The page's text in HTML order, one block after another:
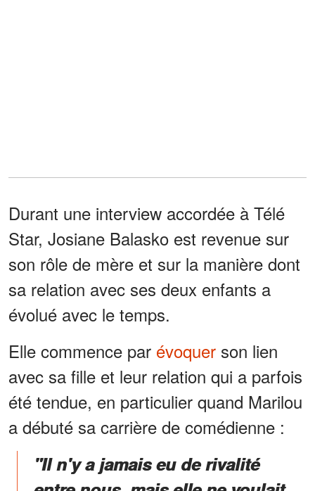
Durant une interview accordée à Télé
Star, Josiane Balasko est revenue sur
son rôle de mère et sur la manière dont
sa relation avec ses deux enfants a
évolué avec le temps.
Elle commence par évoquer son lien
avec sa fille et leur relation qui a parfois
été tendue, en particulier quand Marilou
a débuté sa carrière de comédienne :
"Il n'y a jamais eu de rivalité